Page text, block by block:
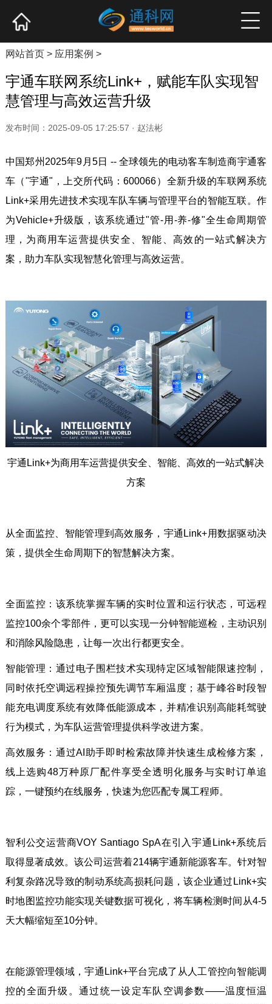
产业资讯 企业新品 高端访谈
网站首页> 应用案例 >
宇通车联网系统Link+，赋能车队实现智
慧管理与高效运营升级
发布时间：2025-09-05 17:25:57 · 赵法彬
中国郑州2025年9月5日 -- 全球领先的电动客车制造商宇通客
车（"宇通"，上交所代码：600066）全新升级的车联网系统
Link+采用先进技术实现车队车辆与管理平台的智能互联。作
为Vehicle+升级版，该系统通过"管-用-养-修"全生命周期管
理，为商用车运营提供安全、智能、高效的一站式解决方
案，助力车队实现智慧化管理与高效运营。
宇通Link+为商用车运营提供安全、智能、高效的一站式解决
方案
从全面监控、智能管理到高效服务，宇通Link+用数据驱动决
策，提供全生命周期下的智慧解决方案。
全面监控：该系统掌握车辆的实时位置和运行状态，可远程
监控100余个零部件，更可以实现一分钟智能巡检，主动识别
和消除风险隐患，让每一次出行都更安全。
智能管理：通过电子围栏技术实现特定区域智能限速控制，
同时依托空调远程操控预先调节车厢温度；基于峰谷时段智
能充电调度系统有效降低能源成本，并精准识别高能耗驾驶
行为模式，为车队运营管理提供科学改进方案。
高效服务：通过AI助手即时检索故障并快速生成检修方案，
线上选购48万种原厂配件享受全透明化服务与实时订单追
踪，一键预约在线服务，快速为您匹配专属工程师。
智利公交运营商VOY Santiago SpA在引入宇通Link+系统后
取得显著成效。该公司运营着214辆宇通新能源客车。针对智
利复杂路况导致的制动系统高损耗问题，该企业通过Link+实
时地图监控功能实现关键数据可视化，将车辆检测时间从4-5
天大幅缩短至10分钟。
在能源管理领域，宇通Link+平台完成了从人工管控向智能调
控的全面升级。通过统一设定车队空调参数——温度恒温